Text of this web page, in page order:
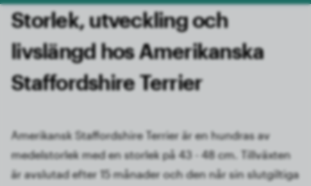
Storlek, utveckling och
livslängd hos Amerikanska
Staffordshire Terrier
Amerikansk Staffordshire Terrier är en hundras av
medelstorlek med en storlek på 43 - 48 cm. Tillväxten
är avslutad efter 15 månader och den når sin slutgiltiga